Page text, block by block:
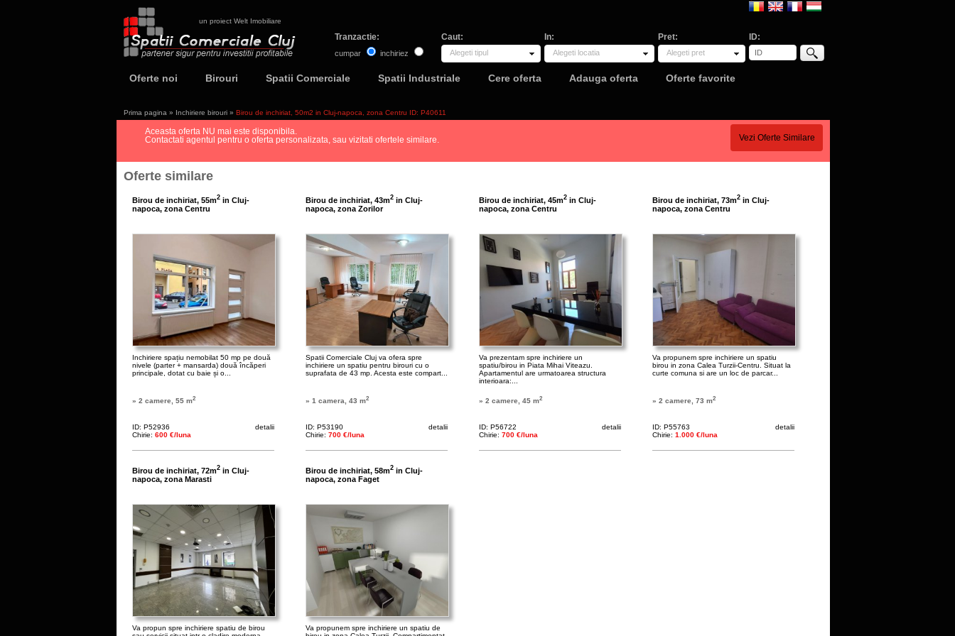
un proiect Welt Imobiliare
Tranzactie:
cumpar inchiriez
Caut:
Alegeti tipul
In:
Alegeti locatia
Pret:
Alegeti pret
ID:
Oferte noi Birouri Spatii Comerciale Spatii Industriale Cere oferta Adauga oferta Oferte favorite
Prima pagina » Inchiriere birouri » Birou de inchiriat, 50m2 in Cluj-napoca, zona Centru ID: P40611
Aceasta oferta NU mai este disponibila.
Contactati agentul pentru o oferta personalizata, sau vizitati ofertele similare.
Vezi Oferte Similare
Oferte similare
Birou de inchiriat, 55m2 in Cluj-
napoca, zona Centru
Inchiriere spațiu nemobilat 50 mp pe două
nivele (parter + mansarda) două încăperi
principale, dotat cu baie și o...
» 2 camere, 55 m2
detalii
ID: P52936
Chirie: 600 €/luna
Birou de inchiriat, 43m2 in Cluj-
napoca, zona Zorilor
Spatii Comerciale Cluj va ofera spre
inchiriere un spatiu pentru birouri cu o
suprafata de 43 mp. Acesta este compart...
» 1 camera, 43 m2
detalii
ID: P53190
Chirie: 700 €/luna
Birou de inchiriat, 45m2 in Cluj-
napoca, zona Centru
Va prezentam spre inchiriere un
spatiu/birou in Piata Mihai Viteazu.
Apartamentul are urmatoarea structura
interioara:...
» 2 camere, 45 m2
detalii
ID: P56722
Chirie: 700 €/luna
Birou de inchiriat, 73m2 in Cluj-
napoca, zona Centru
Va propunem spre inchiriere un spatiu
birou in zona Calea Turzii-Centru. Situat la
curte comuna si are un loc de parcar...
» 2 camere, 73 m2
detalii
ID: P55763
Chirie: 1.000 €/luna
Birou de inchiriat, 72m2 in Cluj-
napoca, zona Marasti
Va propun spre inchiriere spatiu de birou
Birou de inchiriat, 58m2 in Cluj-
napoca, zona Faget
Va propunem spre inchiriere un spatiu de